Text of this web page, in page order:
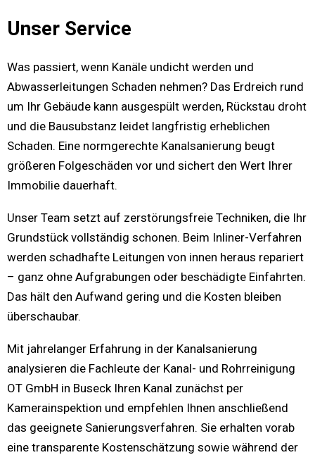
Unser Service
Was passiert, wenn Kanäle undicht werden und
Abwasserleitungen Schaden nehmen? Das Erdreich rund
um Ihr Gebäude kann ausgespült werden, Rückstau droht
und die Bausubstanz leidet langfristig erheblichen
Schaden. Eine normgerechte Kanalsanierung beugt
größeren Folgeschäden vor und sichert den Wert Ihrer
Immobilie dauerhaft.
Unser Team setzt auf zerstörungsfreie Techniken, die Ihr
Grundstück vollständig schonen. Beim Inliner-Verfahren
werden schadhafte Leitungen von innen heraus repariert
– ganz ohne Aufgrabungen oder beschädigte Einfahrten.
Das hält den Aufwand gering und die Kosten bleiben
überschaubar.
Mit jahrelanger Erfahrung in der Kanalsanierung
analysieren die Fachleute der Kanal- und Rohrreinigung
OT GmbH in Buseck Ihren Kanal zunächst per
Kamerainspektion und empfehlen Ihnen anschließend
das geeignete Sanierungsverfahren. Sie erhalten vorab
eine transparente Kostenschätzung sowie während der